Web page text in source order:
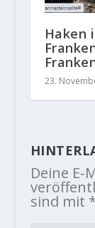
Haken
23.
Deine E-
sind mit *